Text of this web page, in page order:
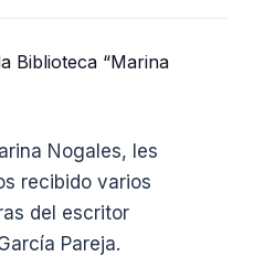
Nogales, les
recibido varios
del escritor
Pareja.